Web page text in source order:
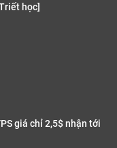
học]
giá chỉ 2,5$ nhận tới